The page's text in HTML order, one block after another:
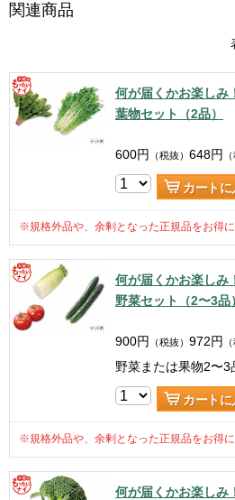
関連商品
何が届くかお楽しみ
葉物セット（2品）
600円 （税抜） 648円
カートに
※規格外品や、余剰となった正規品をお得
何が届くかお楽しみ
野菜セット（2〜3品）
900円 （税抜） 972円
野菜または果物2〜3
カートに
※規格外品や、余剰となった正規品をお得
何が届くかお楽しみ